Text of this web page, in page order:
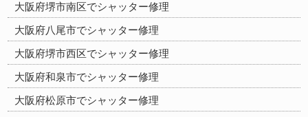
大阪府堺市南区でシャッター修理
大阪府八尾市でシャッター修理
大阪府堺市西区でシャッター修理
大阪府和泉市でシャッター修理
大阪府松原市でシャッター修理